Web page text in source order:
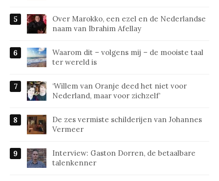
Over Marokko, een ezel en de Nederlandse
naam van Ibrahim Afellay
Waarom dit – volgens mij – de mooiste taal
ter wereld is
‘Willem van Oranje deed het niet voor
Nederland, maar voor zichzelf’
De zes vermiste schilderijen van Johannes
Vermeer
Interview: Gaston Dorren, de betaalbare
talenkenner